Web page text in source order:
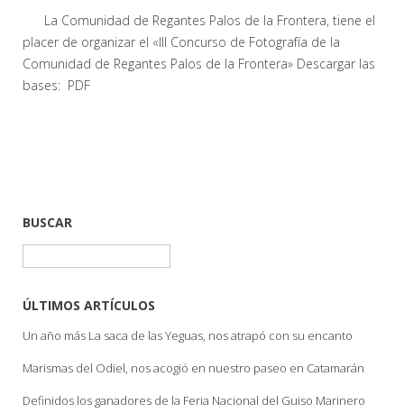
La Comunidad de Regantes Palos de la Frontera, tiene el
placer de organizar el «III Concurso de Fotografía de la
Comunidad de Regantes Palos de la Frontera» Descargar las
bases: PDF
BUSCAR
ÚLTIMOS ARTÍCULOS
Un año más La saca de las Yeguas, nos atrapó con su encanto
Marismas del Odiel, nos acogió en nuestro paseo en Catamarán
Definidos los ganadores de la Feria Nacional del Guiso Marinero